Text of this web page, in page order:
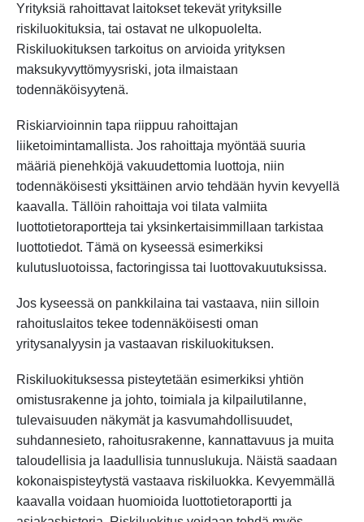
Yrityksiä rahoittavat laitokset tekevät yrityksille
riskiluokituksia, tai ostavat ne ulkopuolelta.
Riskiluokituksen tarkoitus on arvioida yrityksen
maksukyvyttömyysriski, jota ilmaistaan
todennäköisyytenä.
Riskiarvioinnin tapa riippuu rahoittajan
liiketoimintamallista. Jos rahoittaja myöntää suuria
määriä pienehköjä vakuudettomia luottoja, niin
todennäköisesti yksittäinen arvio tehdään hyvin kevyellä
kaavalla. Tällöin rahoittaja voi tilata valmiita
luottotietoraportteja tai yksinkertaisimmillaan tarkistaa
luottotiedot. Tämä on kyseessä esimerkiksi
kulutusluotoissa, factoringissa tai luottovakuutuksissa.
Jos kyseessä on pankkilaina tai vastaava, niin silloin
rahoituslaitos tekee todennäköisesti oman
yritysanalyysin ja vastaavan riskiluokituksen.
Riskiluokituksessa pisteytetään esimerkiksi yhtiön
omistusrakenne ja johto, toimiala ja kilpailutilanne,
tulevaisuuden näkymät ja kasvumahdollisuudet,
suhdannesieto, rahoitusrakenne, kannattavuus ja muita
taloudellisia ja laadullisia tunnuslukuja. Näistä saadaan
kokonaispisteytystä vastaava riskiluokka. Kevyemmällä
kaavalla voidaan huomioida luottotietoraportti ja